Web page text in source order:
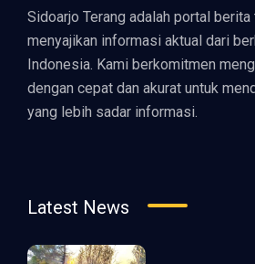
Sidoarjo Terang adalah portal
menyajikan informasi aktual dari
Indonesia. Kami berkomitmen
dengan cepat dan akurat untuk
yang lebih sadar informasi.
Latest News